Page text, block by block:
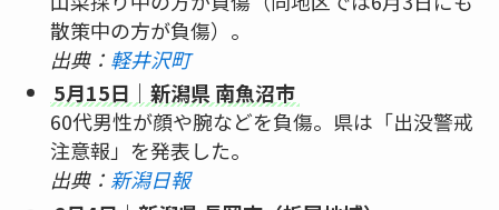
散策中の方が負傷）。
出典： 軽井沢町
5月15日｜新潟県 南魚沼市
60代男性が顔や腕などを負傷。県は「出没警戒
注意報」を発表した。
出典： 新潟日報